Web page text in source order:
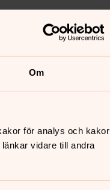
Om
för analys och kakor
vidare till andra